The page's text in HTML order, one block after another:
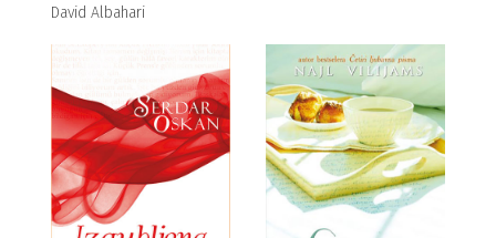
David Albahari